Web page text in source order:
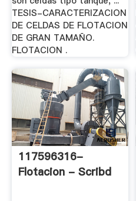
TESIS-CARACTERIZACION
DE CELDAS DE FLOTACION
DE GRAN TAMAÑO.
FLOTACION .
117596316-
Flotacion - Scribd